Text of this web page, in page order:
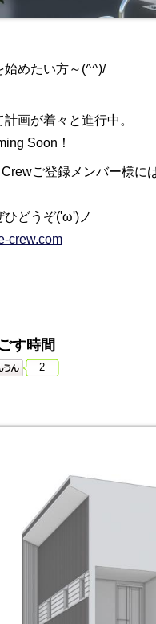
始めたい方～(^^)/
画が着々と進行中。
Soon！
ご登録メンバー様に
ひどうぞ('ω')ノ
crew.com
す時間
2